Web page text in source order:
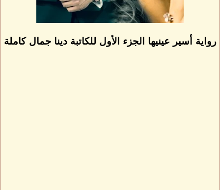
رواية أسير عينيها الجزء الأول للكاتبة دينا جمال كاملة